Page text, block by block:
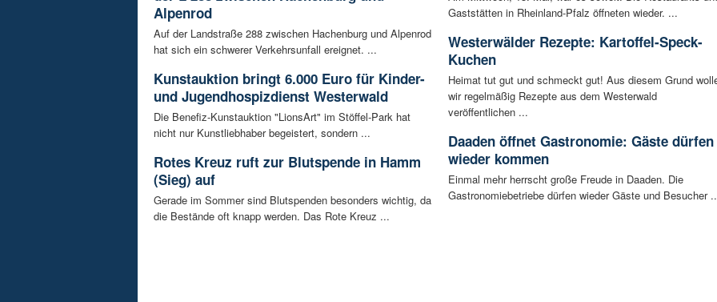
Alpenrod
Auf der Landstraße 288 zwischen Hachenburg und Alpenrod
hat sich ein schwerer Verkehrsunfall ereignet. ...
Kunstauktion bringt 6.000 Euro für Kinder-
und Jugendhospizdienst Westerwald
Die Benefiz-Kunstauktion "LionsArt" im Stöffel-Park hat
nicht nur Kunstliebhaber begeistert, sondern ...
Rotes Kreuz ruft zur Blutspende in Hamm
(Sieg) auf
Gerade im Sommer sind Blutspenden besonders wichtig, da
die Bestände oft knapp werden. Das Rote Kreuz ...
Gaststätten in Rheinland-Pfalz öffneten wieder. ...
Westerwälder Rezepte: Kartoffel-Speck-
Kuchen
Heimat tut gut und schmeckt gut! Aus diesem Grund
wir regelmäßig Rezepte aus dem Westerwald
veröffentlichen ...
Daaden öffnet Gastronomie: Gäste dürfen
wieder kommen
Einmal mehr herrscht große Freude in Daaden. Die
Gastronomiebetriebe dürfen wieder Gäste und Besucher